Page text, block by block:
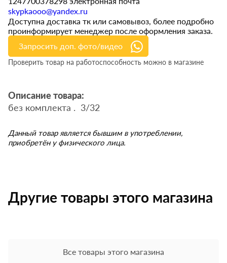
skypkaooo@yandex.ru
Доступна доставка тк или самовывоз, более подробно
проинформирует менеджер после оформления заказа.
Запросить доп. фото/видео
Проверить товар на работоспособность можно в магазине
Описание товара:
без комплекта . 3/32
Данный товар является бывшим в употреблении,
приобретён у физического лица.
Другие товары этого магазина
Все товары этого магазина